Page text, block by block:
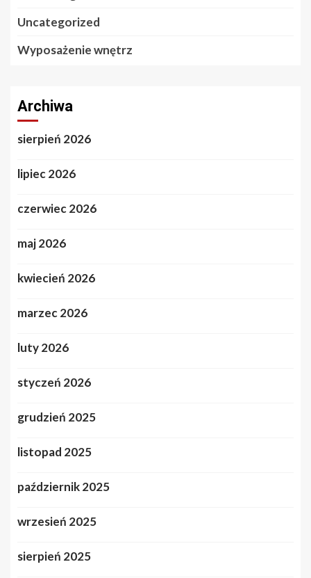
Uncategorized
Wyposażenie wnętrz
Archiwa
sierpień 2026
lipiec 2026
czerwiec 2026
maj 2026
kwiecień 2026
marzec 2026
luty 2026
styczeń 2026
grudzień 2025
listopad 2025
październik 2025
wrzesień 2025
sierpień 2025